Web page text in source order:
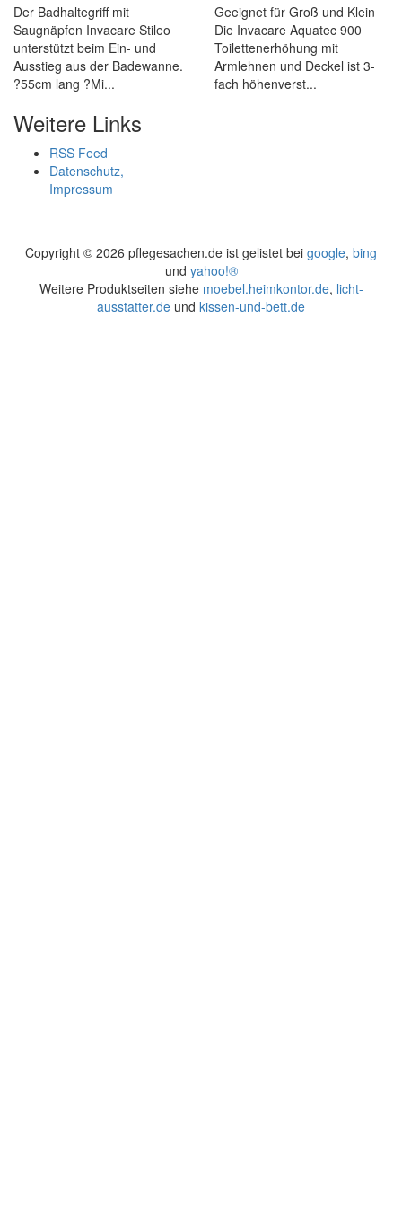
Der Badhaltegriff mit
Saugnäpfen Invacare Stileo
unterstützt beim Ein- und
Ausstieg aus der Badewanne.
?55cm lang ?Mi...
Geeignet für Groß und Klein
Die Invacare Aquatec 900
Toilettenerhöhung mit
Armlehnen und Deckel ist 3-
fach höhenverst...
Weitere Links
RSS Feed
Datenschutz,
Impressum
Copyright © 2026 pflegesachen.de ist gelistet bei google, bing
und yahoo!®
Weitere Produktseiten siehe moebel.heimkontor.de, licht-
ausstatter.de und kissen-und-bett.de